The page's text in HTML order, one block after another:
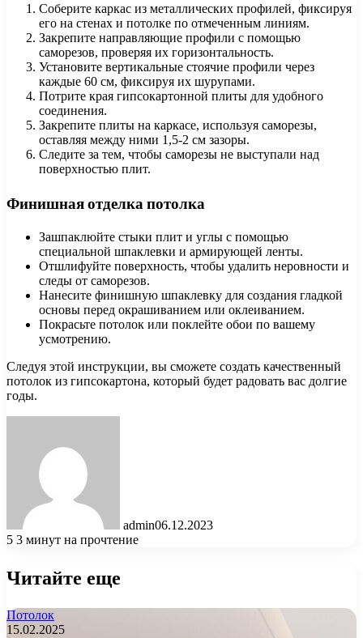
Соберите каркас из металлических профилей, фиксируя
его на стенах и потолке по отмеченным линиям.
Закрепите направляющие профили с помощью
саморезов, проверяя их горизонтальность.
Установите вертикальные стоячие профили через
каждые 60 см, фиксируя их шурупами.
Потрите края гипсокартонной плиты для удобного
соединения.
Закрепите плиты на каркасе, используя саморезы,
оставляя между ними 1,5-2 см зазоры.
Следите за тем, чтобы саморезы не выступали над
поверхностью плит.
Финишная отделка потолка
Зашпаклюйте стыки плит и углы с помощью
специальной шпаклевки и армирующей ленты.
Отшлифуйте поверхность, чтобы удалить неровности и
следы от саморезов.
Нанесите финишную шпаклевку для создания гладкой
основы перед окрашиванием или оклеиванием.
Покрасьте потолок или поклейте обои по вашему
усмотрению.
Следуя этой инструкции, вы сможете создать качественный
потолок из гипсокартона, который будет радовать вас долгие
годы.
admin06.12.2023
5 3 минут на прочтение
Читайте еще
Потолок
15.02.2025